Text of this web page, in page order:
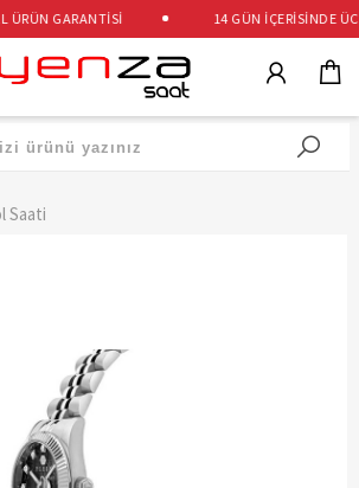
GARANTİSİ 14 GÜN İÇERİSİNDE
Saati